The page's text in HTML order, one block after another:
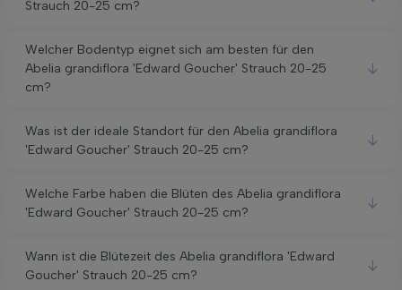
Strauch 20-25 cm?
Welcher Bodentyp eignet sich am besten für den
Abelia grandiflora 'Edward Goucher' Strauch 20-25
cm?
Was ist der ideale Standort für den Abelia grandiflora
'Edward Goucher' Strauch 20-25 cm?
Welche Farbe haben die Blüten des Abelia grandiflora
'Edward Goucher' Strauch 20-25 cm?
Wann ist die Blütezeit des Abelia grandiflora 'Edward
Goucher' Strauch 20-25 cm?